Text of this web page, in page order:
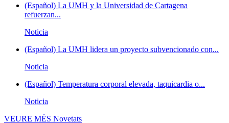
(Español) La UMH y la Universidad de Cartagena
refuerzan...
Noticia
(Español) La UMH lidera un proyecto subvencionado con...
Noticia
(Español) Temperatura corporal elevada, taquicardia o...
Noticia
VEURE MÉS Novetats